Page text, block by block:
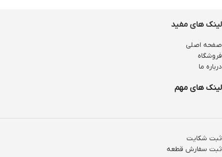
لینک های مفید
صفحه اصلی
فروشگاه
درباره ما
لینک های مهم
ثبت شکایت
ثبت سفارش قطعه